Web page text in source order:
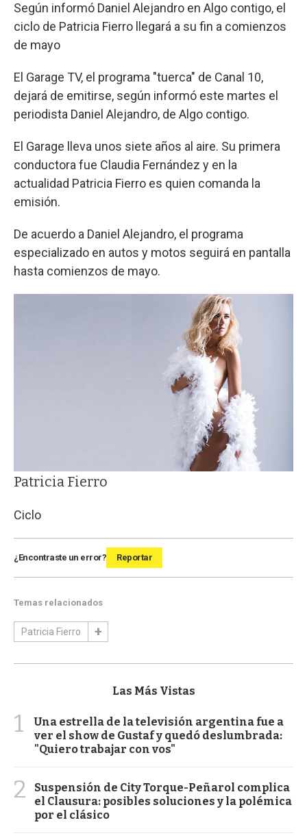
Según informó Daniel Alejandro en Algo contigo, el
ciclo de Patricia Fierro llegará a su fin a comienzos
de mayo
El Garage TV, el programa "tuerca" de Canal 10,
dejará de emitirse, según informó este martes el
periodista Daniel Alejandro, de Algo contigo.
El Garage lleva unos siete años al aire. Su primera
conductora fue Claudia Fernández y en la
actualidad Patricia Fierro es quien comanda la
emisión.
De acuerdo a Daniel Alejandro, el programa
especializado en autos y motos seguirá en pantalla
hasta comienzos de mayo.
Patricia Fierro
Ciclo
¿Encontraste un error? Reportar
Temas relacionados
Patricia Fierro
Las Más Vistas
1
Una estrella de la televisión argentina fue a
ver el show de Gustaf y quedó deslumbrada:
"Quiero trabajar con vos"
2
Suspensión de City Torque-Peñarol complica
el Clausura: posibles soluciones y la polémica
por el clásico